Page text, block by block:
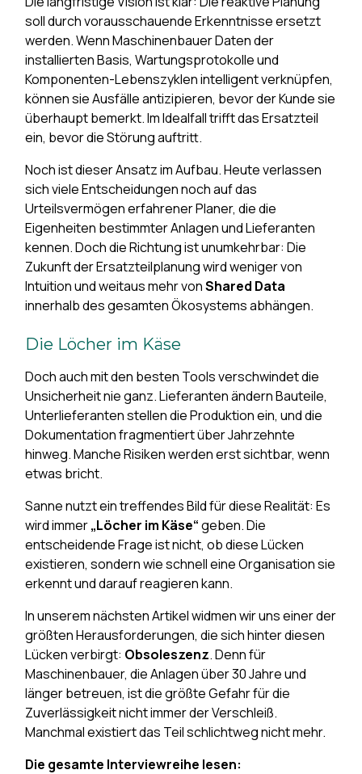
soll durch vorausschauende Erkenntnisse ersetzt
werden. Wenn Maschinenbauer Daten der
installierten Basis, Wartungsprotokolle und
Komponenten-Lebenszyklen intelligent verknüpfen,
können sie Ausfälle antizipieren, bevor der Kunde sie
überhaupt bemerkt. Im Idealfall trifft das Ersatzteil
ein, bevor die Störung auftritt.
Noch ist dieser Ansatz im Aufbau. Heute verlassen
sich viele Entscheidungen noch auf das
Urteilsvermögen erfahrener Planer, die die
Eigenheiten bestimmter Anlagen und Lieferanten
kennen. Doch die Richtung ist unumkehrbar: Die
Zukunft der Ersatzteilplanung wird weniger von
Intuition und weitaus mehr vonShared Data
innerhalb des gesamten Ökosystems abhängen.
Die Löcher im Käse
Doch auch mit den besten Tools verschwindet die
Unsicherheit nie ganz. Lieferanten ändern Bauteile,
Unterlieferanten stellen die Produktion ein, und die
Dokumentation fragmentiert über Jahrzehnte
hinweg. Manche Risiken werden erst sichtbar, wenn
etwas bricht.
Sanne nutzt ein treffendes Bild für diese Realität: Es
wird immer„Löcher im Käse“geben. Die
entscheidende Frage ist nicht, ob diese Lücken
existieren, sondern wie schnell eine Organisation sie
erkennt und darauf reagieren kann.
In unserem nächsten Artikel widmen wir uns einer der
größten Herausforderungen, die sich hinter diesen
Lücken verbirgt: Obsoleszenz. Denn für
Maschinenbauer, die Anlagen über 30 Jahre und
länger betreuen, ist die größte Gefahr für die
Zuverlässigkeit nicht immer der Verschleiß.
Manchmal existiert das Teil schlichtweg nicht mehr.
Die gesamte Interviewreihe lesen: